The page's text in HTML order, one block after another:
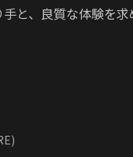
と、良質な体験を